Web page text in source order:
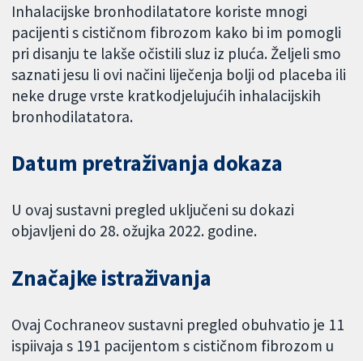
Inhalacijske bronhodilatatore koriste mnogi
pacijenti s cističnom fibrozom kako bi im pomogli
pri disanju te lakše očistili sluz iz pluća. Željeli smo
saznati jesu li ovi načini liječenja bolji od placeba ili
neke druge vrste kratkodjelujućih inhalacijskih
bronhodilatatora.
Datum pretraživanja dokaza
U ovaj sustavni pregled uključeni su dokazi
objavljeni do 28. ožujka 2022. godine.
Značajke istraživanja
Ovaj Cochraneov sustavni pregled obuhvatio je 11
ispiivaja s 191 pacijentom s cističnom fibrozom u